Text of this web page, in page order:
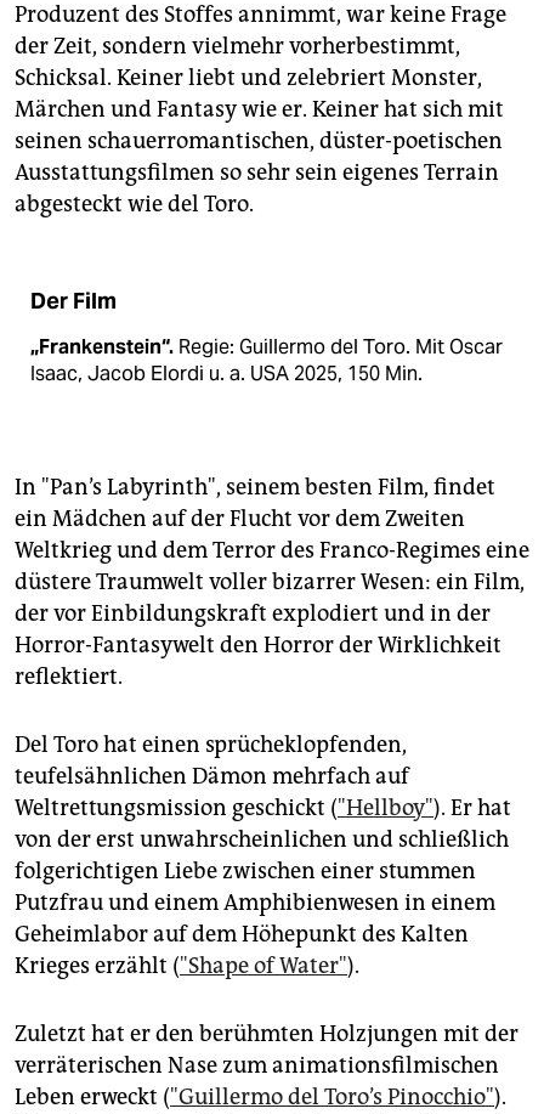
Produzent des Stoffes annimmt, war keine Frage
der Zeit, sondern vielmehr vorherbestimmt,
Schicksal. Keiner liebt und zelebriert Monster,
Märchen und Fantasy wie er. Keiner hat sich mit
seinen schauerromantischen, düster-poetischen
Ausstattungsfilmen so sehr sein eigenes Terrain
abgesteckt wie del Toro.
Der Film
„Frankenstein“. Regie: Guillermo del Toro. Mit Oscar
Isaac, Jacob Elordi u. a. USA 2025, 150 Min.
In "Pan’s Labyrinth", seinem besten Film, findet
ein Mädchen auf der Flucht vor dem Zweiten
Weltkrieg und dem Terror des Franco-Regimes eine
düstere Traumwelt voller bizarrer Wesen: ein Film,
der vor Einbildungskraft explodiert und in der
Horror-Fantasywelt den Horror der Wirklichkeit
reflektiert.
Del Toro hat einen sprücheklopfenden,
teufelsähnlichen Dämon mehrfach auf
Weltrettungsmission geschickt ("Hellboy"). Er hat
von der erst unwahrscheinlichen und schließlich
folgerichtigen Liebe zwischen einer stummen
Putzfrau und einem Amphibienwesen in einem
Geheimlabor auf dem Höhepunkt des Kalten
Krieges erzählt ("Shape of Water").
Zuletzt hat er den berühmten Holzjungen mit der
verräterischen Nase zum animationsfilmischen
Leben erweckt ("Guillermo del Toro’s Pinocchio").